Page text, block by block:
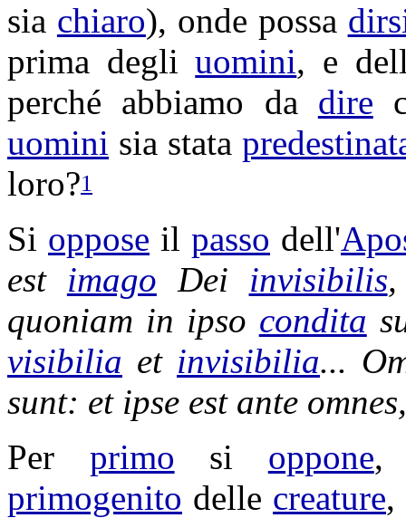
sia chiaro), onde possa
prima degliuomini, e
perché abbiamo da dire
uomini sia stata
loro?1
Si oppose ilpasso dell'
est imago Dei invisibilis
quoniam in ipso condita
visibilia et invisibilia...
sunt: et ipse est ante
Per primo si oppone,
primogenito delle creature,